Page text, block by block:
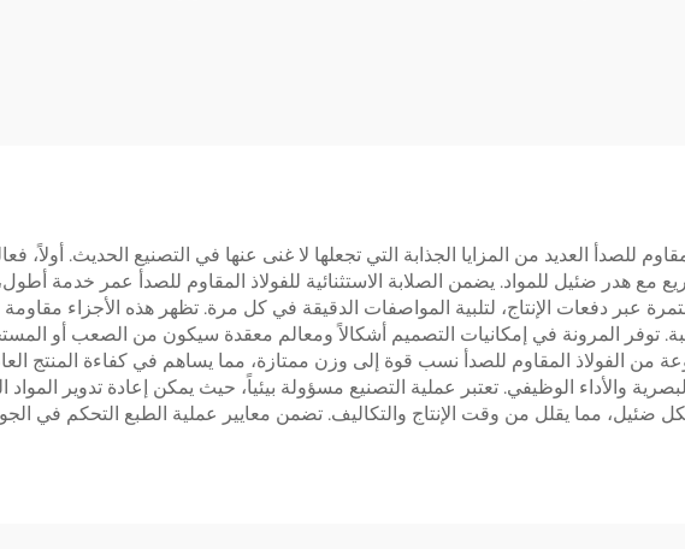
للصدأ العديد من المزايا الجذابة التي تجعلها لا غنى عنها في التصنيع الحديث. أولاً،
مع هدر ضئيل للمواد. يضمن الصلابة الاستثنائية للفولاذ المقاوم للصدأ عمر خدمة
عبر دفعات الإنتاج، لتلبية المواصفات الدقيقة في كل مرة. تظهر هذه الأجزاء
توفر المرونة في إمكانيات التصميم أشكالاً ومعالم معقدة سيكون من الصعب أو
من الفولاذ المقاوم للصدأ نسب قوة إلى وزن ممتازة، مما يساهم في كفاءة المنتج
والأداء الوظيفي. تعتبر عملية التصنيع مسؤولة بيئياً، حيث يمكن إعادة تدوير المواد
ضئيل، مما يقلل من وقت الإنتاج والتكاليف. تضمن معايير عملية الطبع التحكم في